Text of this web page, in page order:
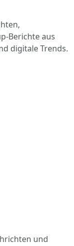
Berichte aus
digitale Trends.
und